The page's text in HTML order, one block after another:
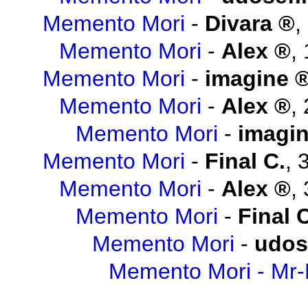
Memento Mori - Divara ,
Memento Mori - Alex ,
Memento Mori - imagine
Memento Mori - Alex ,
Memento Mori -
Memento Mori - Final C.,
Memento Mori - Alex ,
Memento Mori - Final
Memento Mori -
Memento Mori -